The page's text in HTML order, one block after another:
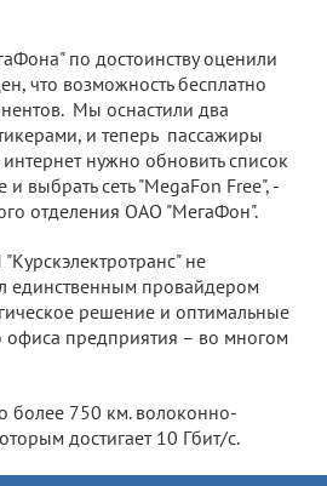
по достоинству оценили
что возможность бесплатно
Мы оснастили два
и теперь пассажиры
нужно обновить список
выбрать сеть "MegaFon Free", -
отделения ОАО "МегаФон".
не
единственным провайдером
решение и оптимальные
предприятия – во многом
более 750 км. волоконно-
достигает 10 Гбит/с.